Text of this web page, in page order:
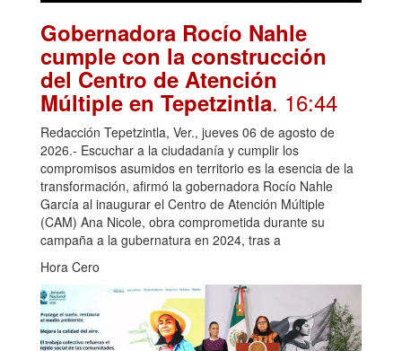
Gobernadora Rocío Nahle
cumple con la construcción
del Centro de Atención
Múltiple en Tepetzintla. 16:44
Redacción Tepetzintla, Ver., jueves 06 de agosto de
2026.- Escuchar a la ciudadanía y cumplir los
compromisos asumidos en territorio es la esencia de la
transformación, afirmó la gobernadora Rocío Nahle
García al inaugurar el Centro de Atención Múltiple
(CAM) Ana Nicole, obra comprometida durante su
campaña a la gubernatura en 2024, tras a
Hora Cero